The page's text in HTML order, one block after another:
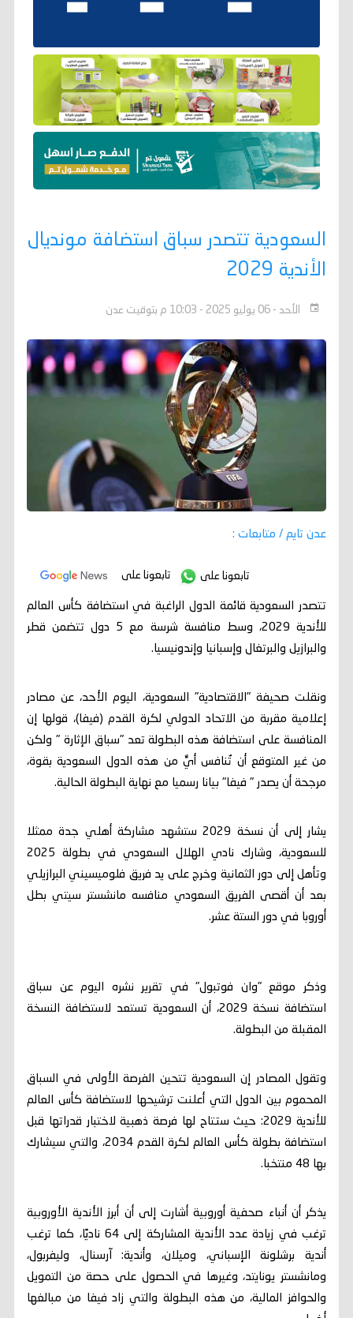
السعودية تتصدر سباق استضافة مونديال
الأندية 2029
الأحد - 06 يوليو 2025 - 10:03 م بتوقيت عدن
عدن تايم / متابعات :
تابعونا على تابعونا على
تتصدر السعودية قائمة الدول الراغبة في استضافة كأس العالم
للأندية 2029، وسط منافسة شرسة مع 5 دول تتضمن قطر
والبرازيل والبرتغال وإسبانيا وإندونيسيا.
ونقلت صحيفة "الاقتصادية" السعودية، اليوم الأحد، عن مصادر
إعلامية مقربة من الاتحاد الدولي لكرة القدم (فيفا)، قولها إن
المنافسة على استضافة هذه البطولة تعد "سباق الإثارة " ولكن
من غير المتوقع أن تُنافس أيٌّ من هذه الدول السعودية بقوة،
مرجحة أن يصدر " فيفا" بيانا رسميا مع نهاية البطولة الحالية.
يشار إلى أن نسخة 2029 ستشهد مشاركة أهلي جدة ممثلا
للسعودية، وشارك نادي الهلال السعودي في بطولة 2025
وتأهل إلى دور الثمانية وخرج على يد فريق فلوميسيني البرازيلي
بعد أن أقصى الفريق السعودي منافسه مانشستر سيتي بطل
أوروبا في دور الستة عشر.
وذكر موقع "وان فوتبول" في تقرير نشره اليوم عن سباق
استضافة نسخة 2029، أن السعودية تستعد لاستضافة النسخة
المقبلة من البطولة.
وتقول المصادر إن السعودية تتحين الفرصة الأولى في السباق
المحموم بين الدول التي أعلنت ترشيحها لاستضافة كأس العالم
للأندية 2029: حيث ستتاح لها فرصة ذهبية لاختبار قدراتها قبل
استضافة بطولة كأس العالم لكرة القدم 2034، والتي سيشارك
بها 48 منتخبا.
يذكر أن أنباء صحفية أوروبية أشارت إلى أن أبرز الأندية الأوروبية
ترغب في زيادة عدد الأندية المشاركة إلى 64 ناديًا، كما ترغب
أندية برشلونة الإسباني، وميلان، وأندية: آرسنال، وليفربول،
ومانشستر يونايتد، وغيرها في الحصول على حصة من التمويل
والحوافز المالية، من هذه البطولة والتي زاد فيفا من مبالغها